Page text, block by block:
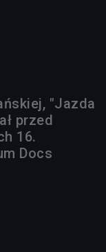
"Jazda
przed
16.
Docs